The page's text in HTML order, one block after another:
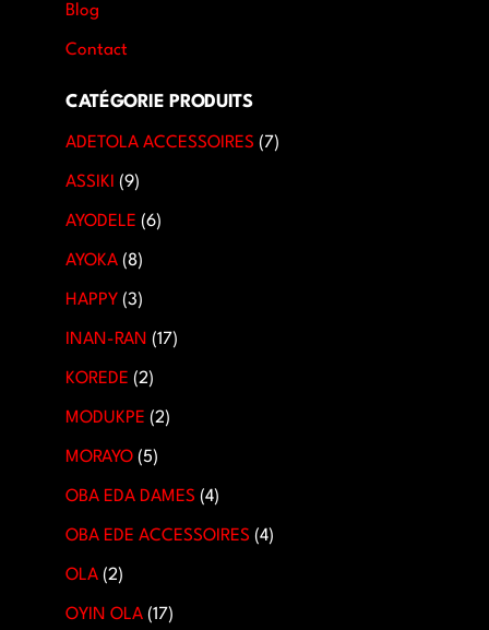
Blog
Contact
CATÉGORIE PRODUITS
ADETOLA ACCESSOIRES 7
ASSIKI 9
AYODELE 6
AYOKA 8
HAPPY 3
INAN-RAN 17
KOREDE 2
MODUKPE 2
MORAYO 5
OBA EDA DAMES 4
OBA EDE ACCESSOIRES 4
OLA 2
OYIN OLA 17